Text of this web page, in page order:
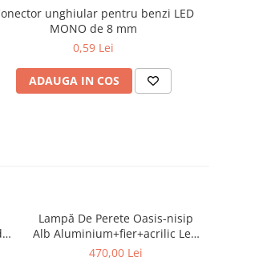
unghiular pentru benzi LED
MONO de 8 mm
0,59 Lei
ADAUGA IN COS
Lampă De Perete Oasis-nisip
Alb Aluminium+fier+acrilic Led
Cob 13w Cct 650lm Ip20
470,00 Lei